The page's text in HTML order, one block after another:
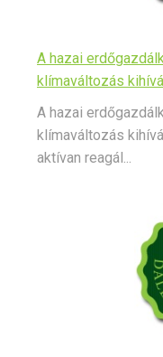
A hazai
klímaváltozás
A hazai
klímaváltozás
aktívan reagál...